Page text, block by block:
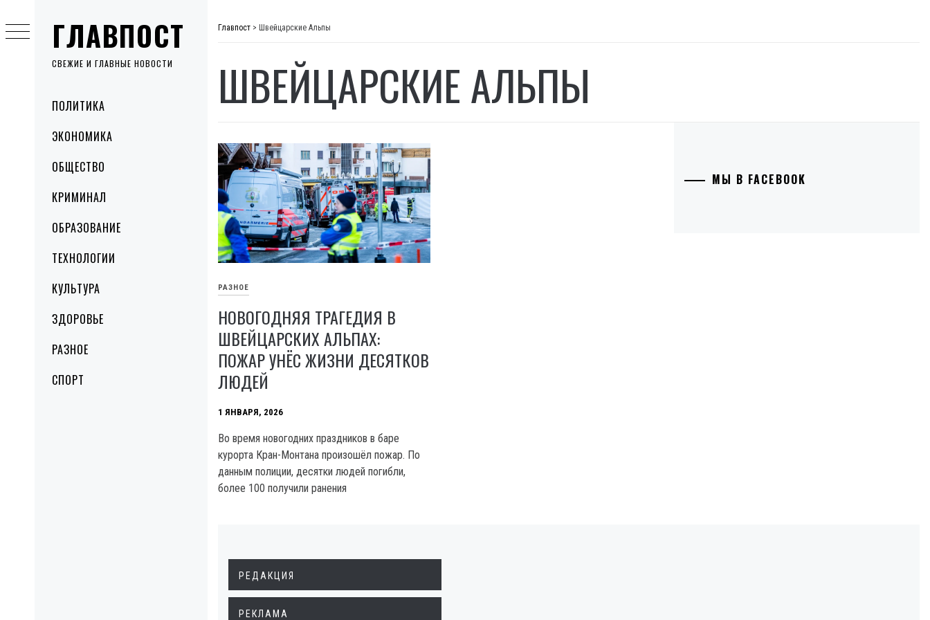
ГЛАВПОСТ
СВЕЖИЕ И ГЛАВНЫЕ НОВОСТИ
MenuПОЛИТИКА
ЭКОНОМИКА
ОБЩЕСТВО
КРИМИНАЛ
ОБРАЗОВАНИЕ
ТЕХНОЛОГИИ
КУЛЬТУРА
ЗДОРОВЬЕ
РАЗНОЕ
СПОРТ
to
content
Главпост > Швейцарские Альпы
ШВЕЙЦАРСКИЕ АЛЬПЫ
РАЗНОЕ
НОВОГОДНЯЯ ТРАГЕДИЯ В
ШВЕЙЦАРСКИХ АЛЬПАХ:
ПОЖАР УНЁС ЖИЗНИ ДЕСЯТКОВ
ЛЮДЕЙ
1 ЯНВАРЯ, 2026
Во время новогодних праздников в баре
курорта Кран-Монтана произошёл пожар. По
данным полиции, десятки людей погибли,
более 100 получили ранения
МЫ В FACEBOOK
РЕДАКЦИЯ
РЕКЛАМА